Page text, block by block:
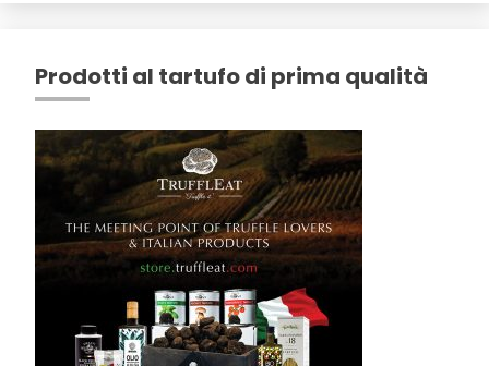
Prodotti al tartufo di prima qualità